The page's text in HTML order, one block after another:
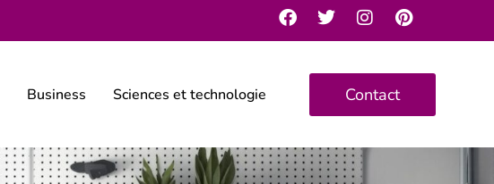
Business Sciences et technologie Contact